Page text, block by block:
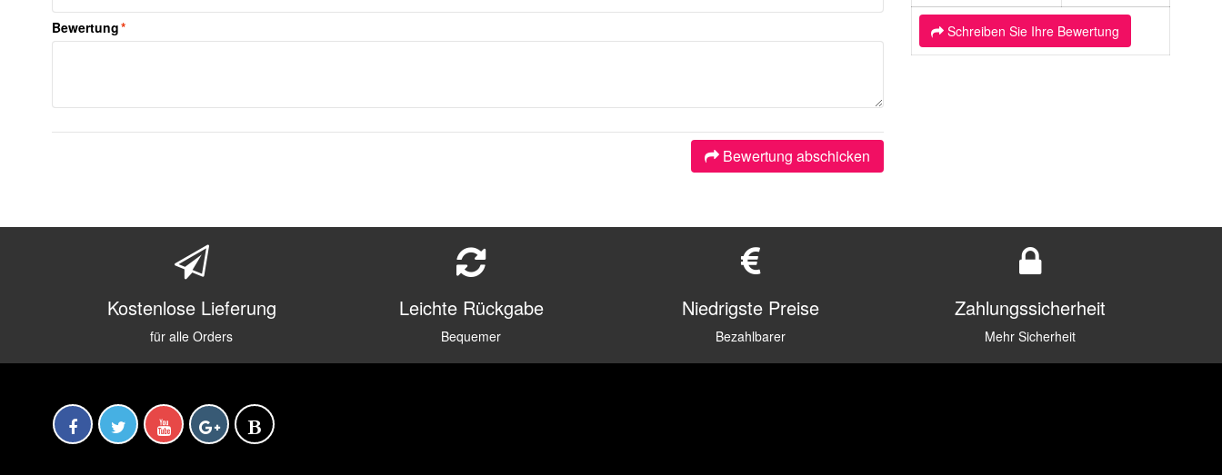
*
Bewertung
Bewertung abschicken
Schreiben Sie Ihre Bewertung
Kostenlose Lieferung
für alle Orders
Leichte Rückgabe
Bequemer
Niedrigste Preise
Bezahlbarer
Zahlungssicherheit
Mehr Sicherheit